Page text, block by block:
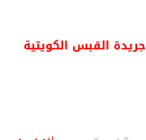
جريدة القبس الكويتية